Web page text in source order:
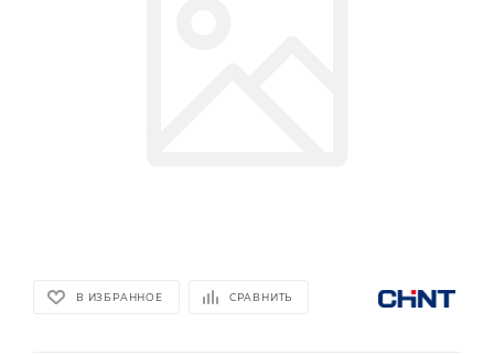
В ИЗБРАННОЕ СРАВНИТЬ